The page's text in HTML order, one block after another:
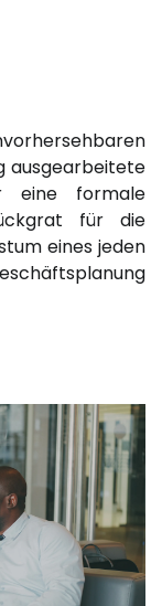
ausgearbeitete
eine formale
für die
eines jeden